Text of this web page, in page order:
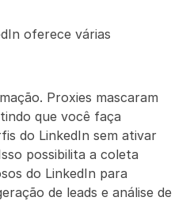
oferece várias
Proxies mascaram
que você faça
do LinkedIn sem ativar
possibilita a coleta
do LinkedIn para
de leads e análise de